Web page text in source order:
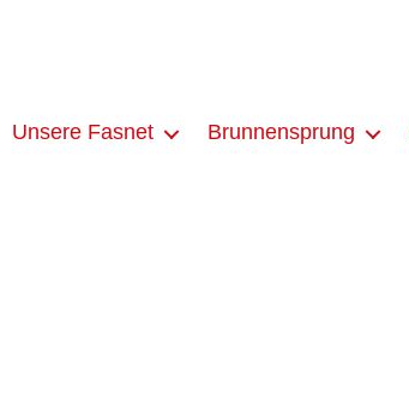
Unsere Fasnet Brunnensprung